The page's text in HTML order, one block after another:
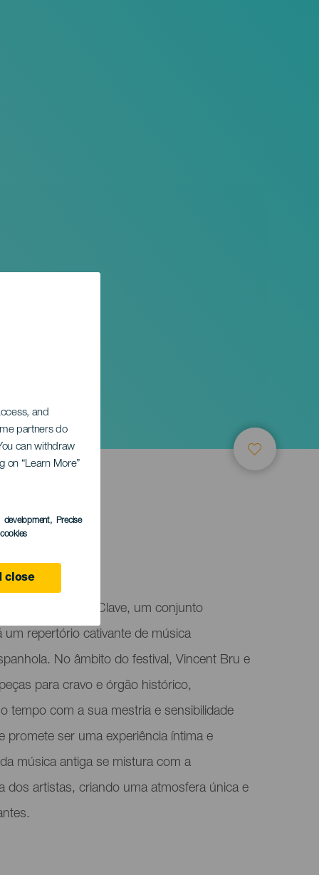
and
partners do
can withdraw
on “Learn More”
development, Precise
close
Bru Dúo Clave, um conjunto
um repertório cativante de música
No âmbito do festival, Vincent Bru e
para cravo e órgão histórico,
tempo com a sua mestria e sensibilidade
promete ser uma experiência íntima e
música antiga se mistura com a
dos artistas, criando uma atmosfera única e